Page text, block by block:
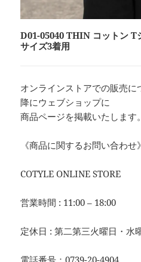
D01-05040 THIN コットン T
サイズ3着用
オンラインストアでの販売
降にウェブショップに
商品ページを掲載いたします。
《商品に関するお問い合わせ》
COTYLE ONLINE STORE
営業時間 : 11:00 – 18:00
定休日 : 第二第三火曜日・水